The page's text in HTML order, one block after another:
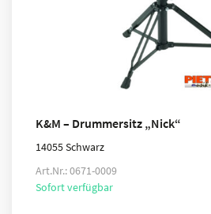
K&M – Drummersitz „Nick“
14055 Schwarz
Art.Nr.: 0671-0009
Sofort verfügbar